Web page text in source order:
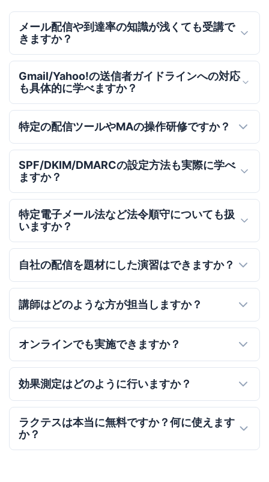
メール配信や到達率の知識が浅くても受講で
きますか？
Gmail/Yahoo!の送信者ガイドラインへの対応
も具体的に学べますか？
特定の配信ツールやMAの操作研修ですか？
SPF/DKIM/DMARCの設定方法も実際に学べ
ますか？
特定電子メール法など法令順守についても扱
いますか？
自社の配信を題材にした演習はできますか？
講師はどのような方が担当しますか？
オンラインでも実施できますか？
効果測定はどのように行いますか？
ラクテスは本当に無料ですか？何に使えます
か？